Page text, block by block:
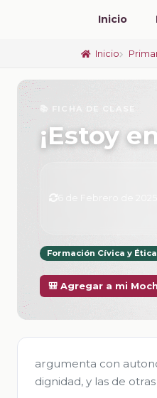
Inicio
Inicio
📚 FICHA DE CLASE
¡Estoy
Formación Cívica y Ética
🎒 Agregar a mi
argumenta con
dignidad, y las de